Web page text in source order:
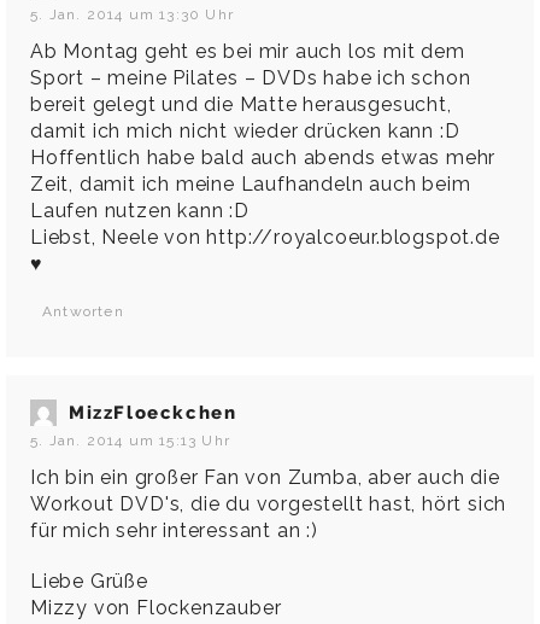
5. Jan. 2014 um 13:30 Uhr
Ab Montag geht es bei mir auch los mit dem
Sport – meine Pilates – DVDs habe ich schon
bereit gelegt und die Matte herausgesucht,
damit ich mich nicht wieder drücken kann :D
Hoffentlich habe bald auch abends etwas mehr
Zeit, damit ich meine Laufhandeln auch beim
Laufen nutzen kann :D
Liebst, Neele von http://royalcoeur.blogspot.de
♥
Antworten
MizzFloeckchen
5. Jan. 2014 um 15:13 Uhr
Ich bin ein großer Fan von Zumba, aber auch die
Workout DVD's, die du vorgestellt hast, hört sich
für mich sehr interessant an :)
Liebe Grüße
Mizzy von Flockenzauber